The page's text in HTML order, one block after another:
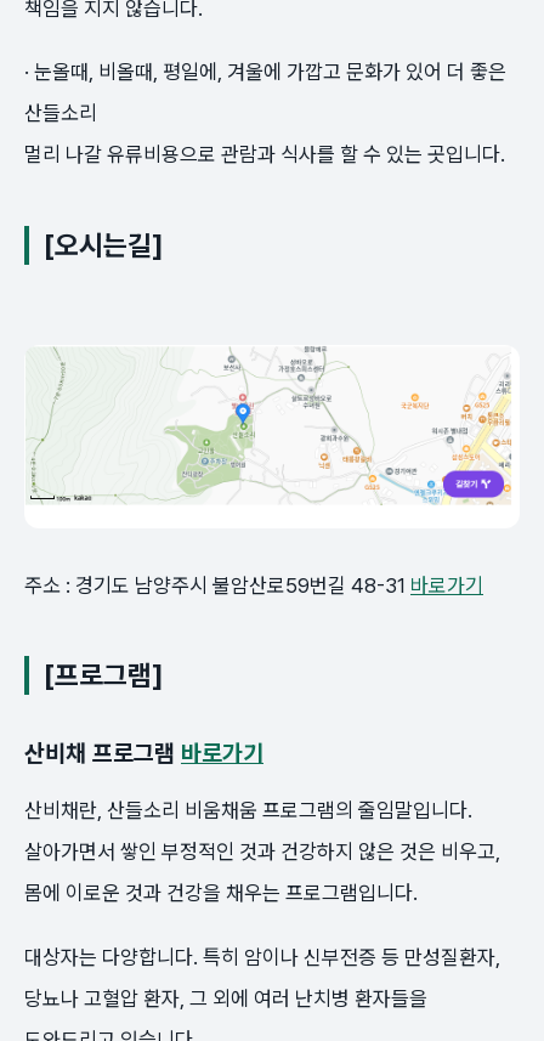
책임을 지지 않습니다.
· 눈올때, 비올때, 평일에, 겨울에 가깝고 문화가 있어 더 좋은
산들소리
멀리 나갈 유류비용으로 관람과 식사를 할 수 있는 곳입니다.
[오시는길]
주소 : 경기도 남양주시 불암산로59번길 48-31 바로가기
[프로그램]
산비채 프로그램 바로가기
산비채란, 산들소리 비움채움 프로그램의 줄임말입니다.
살아가면서 쌓인 부정적인 것과 건강하지 않은 것은 비우고,
몸에 이로운 것과 건강을 채우는 프로그램입니다.
대상자는 다양합니다. 특히 암이나 신부전증 등 만성질환자,
당뇨나 고혈압 환자, 그 외에 여러 난치병 환자들을